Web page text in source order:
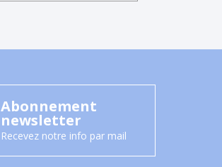
Abonnement
newsletter
Recevez notre info par mail